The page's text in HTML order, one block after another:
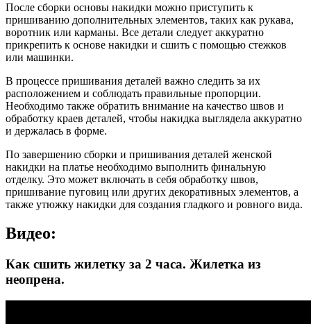
После сборки основы накидки можно приступить к
пришиванию дополнительных элементов, таких как рукава,
воротник или карманы. Все детали следует аккуратно
прикрепить к основе накидки и сшить с помощью стежков
или машинки.
В процессе пришивания деталей важно следить за их
расположением и соблюдать правильные пропорции.
Необходимо также обратить внимание на качество швов и
обработку краев деталей, чтобы накидка выглядела аккуратно
и держалась в форме.
По завершению сборки и пришивания деталей женской
накидки на платье необходимо выполнить финальную
отделку. Это может включать в себя обработку швов,
пришивание пуговиц или других декоративных элементов, а
также утюжку накидки для создания гладкого и ровного вида.
Видео:
Как сшить жилетку за 2 часа. Жилетка из
неопрена.